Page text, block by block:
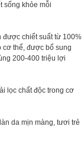
sống khỏe mỗi
được chiết suất từ 100%
cơ thể, được bổ sung
200-400 triệu lợi
lọc chất độc trong cơ
da mịn màng, tươi trẻ